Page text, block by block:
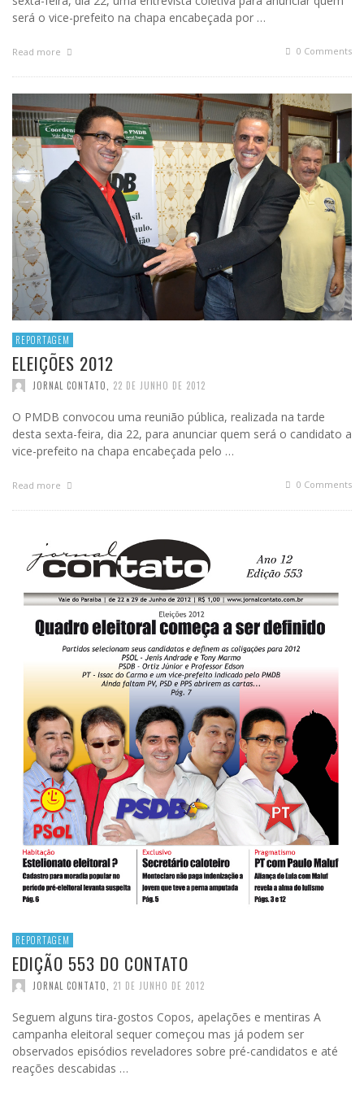
será o vice-prefeito na chapa encabeçada por …
Read more 0 Comments
REPORTAGEM
ELEIÇÕES 2012
JORNAL CONTATO 22 DE JUNHO DE 2012
O PMDB convocou uma reunião pública, realizada na tarde
desta sexta-feira, dia 22, para anunciar quem será o candidato a
vice-prefeito na chapa encabeçada pelo …
Read more 0 Comments
REPORTAGEM
EDIÇÃO 553 DO CONTATO
JORNAL CONTATO 21 DE JUNHO DE 2012
Seguem alguns tira-gostos Copos, apelações e mentiras A
campanha eleitoral sequer começou mas já podem ser
observados episódios reveladores sobre pré-candidatos e até
reações descabidas …